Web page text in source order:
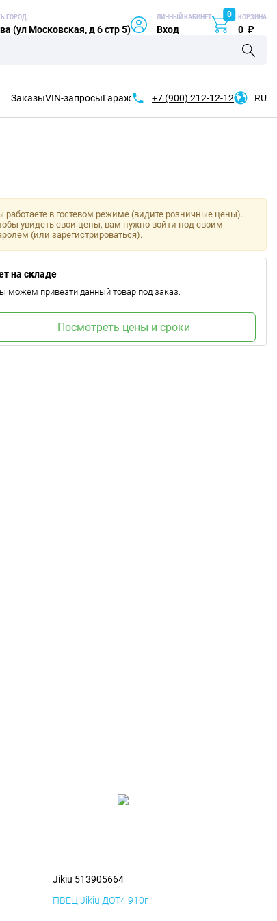
ГОРОД
(ул Московская, д 6 стр 5)
ЛИЧНЫЙ КАБИНЕТ
Вход
0 КОРЗИНА
0 ₽
ЗаказыVIN-запросыГараж +7 (900) 212-12-12 RU
работаете в гостевом режиме (видите розничные цены).
увидеть свои цены, вам нужно войти под своим
(или зарегистрироваться).
на складе
можем привезти данный товар под заказ.
Посмотреть цены и сроки
Jikiu 513905664
ПВЕЦ Jikiu ДОТ4 910г